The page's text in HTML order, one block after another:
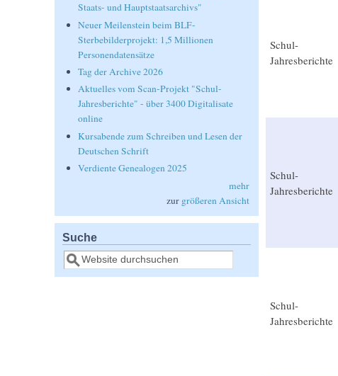
Schul-
Jahresberichte
Schul-
Jahresberichte
Schul-
Jahresberichte
Staats- und Hauptstaatsarchivs"
Neuer Meilenstein beim BLF-
Sterbebilderprojekt: 1,5 Millionen
Personendatensätze
Tag der Archive 2026
Aktuelles vom Scan-Projekt "Schul-
Jahresberichte" - über 3400 Digitalisate
online
Kursabende zum Schreiben und Lesen der
Deutschen Schrift
Verdiente Genealogen 2025
mehr
zur größeren Ansicht
Suche
Suche